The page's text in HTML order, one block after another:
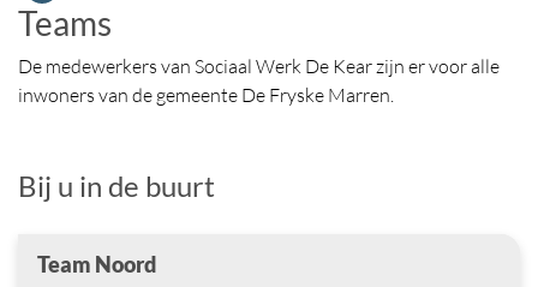
Teams
De medewerkers van Sociaal Werk De Kear zijn er voor alle
inwoners van de gemeente De Fryske Marren.
Bij u in de buurt
Team Noord